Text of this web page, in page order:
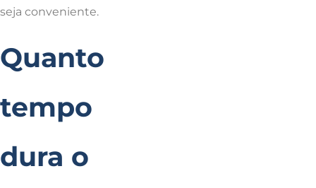
seja conveniente.
Quanto
tempo
dura o